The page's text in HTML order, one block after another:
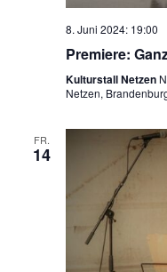
8. Juni 2024: 19:00
Premiere:
Kulturstall Netzen
Netzen,
FR.
14